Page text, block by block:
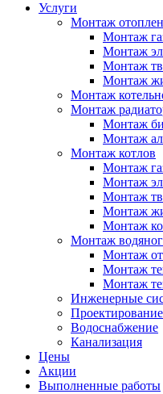
Услуги
Монтаж
Монтаж
Монтаж
Монтаж
Монтаж
Монтаж
Монтаж
Монтаж
Монтаж
Монтаж котлов
Монтаж
Монтаж
Монтаж
Монтаж
Монтаж
Монтаж
Монтаж
Монтаж
Монтаж
Инженерные
Водоснабжение
Канализация
Цены
Акции
Выполненные работы